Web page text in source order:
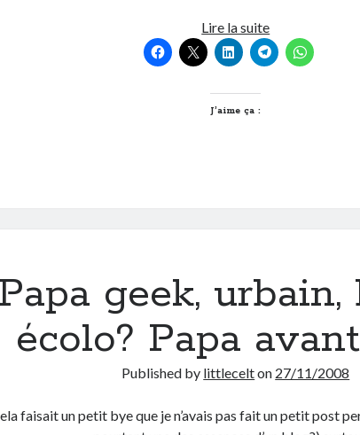
Lire la suiteDeux
cultures
en
J’aime ça :
Papa geek,
écolo? Papa
Published by littlecelton 27/11/2008
faisait un petit bye que je n’avais pas fait un petit post